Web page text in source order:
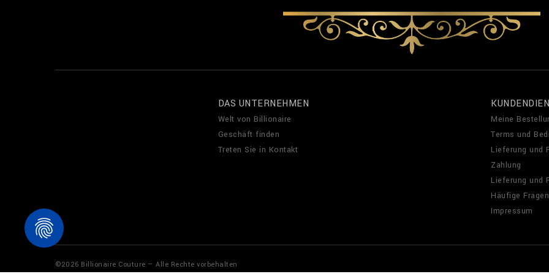
DAS UNTERNEHMEN
Welt von Billionaire
Geschäft finden
Treten Sie in Kontakt
Meine
Terms und
Lieferung und
Zahlung
Lieferung und
Häufige Fragen
Impressum
©2026 Billionaire Couture — Alle Rechte vorbehalten